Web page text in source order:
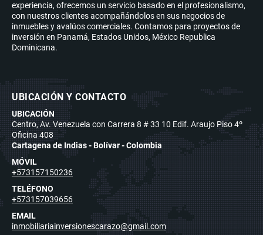
experiencia, ofrecemos un servicio basado en el profesionalismo,
con nuestros clientes acompañándolos en sus negocios de
inmuebles y avalúos comerciales. Contamos para proyectos de
inversión en Panamá, Estados Unidos, México Republica
Dominicana.
UBICACIÓN Y CONTACTO
UBICACIÓN
Centro, Av. Venezuela con Carrera 8 # 33 10 Edif. Araujo Piso 4º
Oficina 408
Cartagena de Indias - Bolívar - Colombia
MÓVIL
+573157150236
TELÉFONO
+573157039656
EMAIL
inmobiliariainversionescarazo@gmail.com